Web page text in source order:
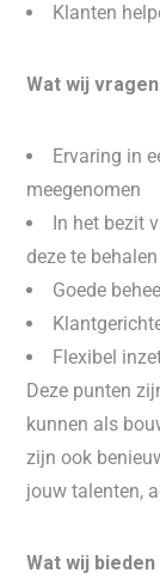
Klanten
Wat wij vragen
Ervaring in
meegenomen
In het bezit
deze te behalen
Goede
Flexibel
Deze punten
kunnen als
zijn ook
jouw talenten,
Wat wij bieden